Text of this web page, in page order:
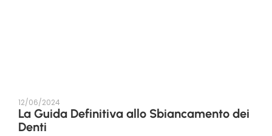
12/06/2024
La Guida Definitiva allo Sbiancamento dei
Denti